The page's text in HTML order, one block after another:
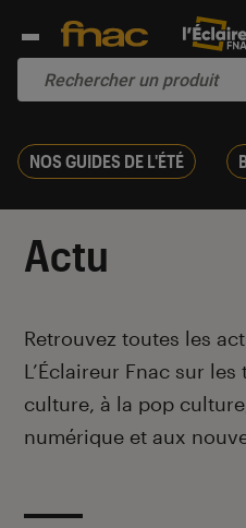
NOS GUIDES DE L'ÉTÉ
Actu
Introduction
Retrouvez toutes les
L’Éclaireur Fnac sur
culture, à la pop
numérique et aux